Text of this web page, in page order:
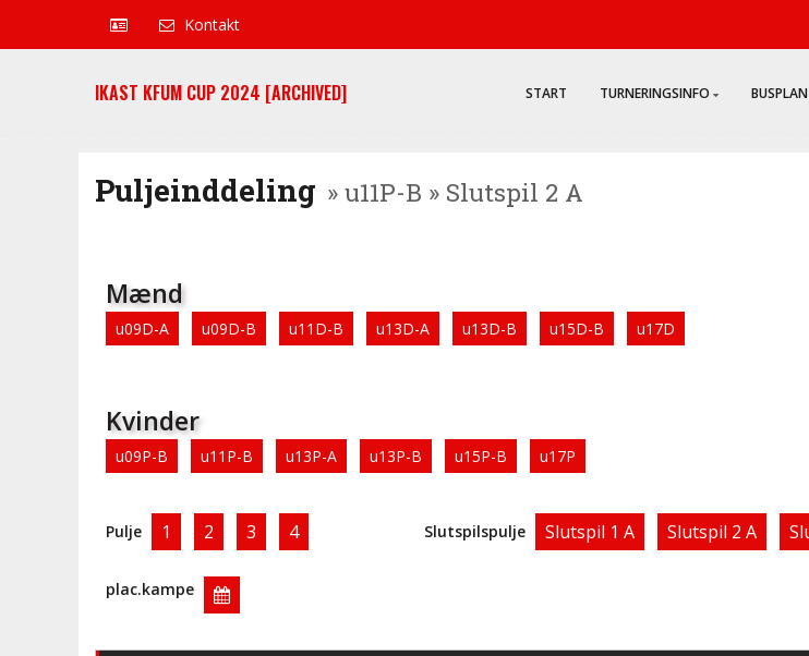
Kontakt
IKAST KFUM CUP 2024 [ARCHIVED] START TURNERINGSINFO BUSPLAN
Puljeinddeling » u11P-B » Slutspil 2 A
Mænd
u09D-A u09D-B u11D-B u13D-A u13D-B u15D-B u17D
Kvinder
u09P-B u11P-B u13P-A u13P-B u15P-B u17P
Pulje 1 2 3 4 Slutspilspulje Slutspil 1 A Slutspil 2 A
plac.kampe